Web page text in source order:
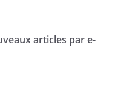
articles par e-